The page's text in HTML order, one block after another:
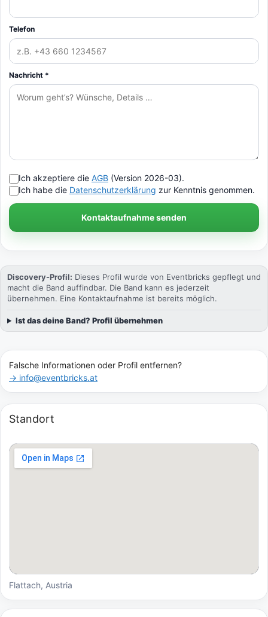
Telefon
Nachricht *
Ich akzeptiere die AGB (Version 2026-03).
Ich habe die Datenschutzerklärung zur Kenntnis genommen.
Kontaktaufnahme senden
Discovery-Profil: Dieses Profil wurde von Eventbricks gepflegt und
macht die Band auffindbar. Die Band kann es jederzeit
übernehmen. Eine Kontaktaufnahme ist bereits möglich.
Ist das deine Band? Profil übernehmen
Falsche Informationen oder Profil entfernen?
→ info@eventbricks.at
Standort
Flattach, Austria